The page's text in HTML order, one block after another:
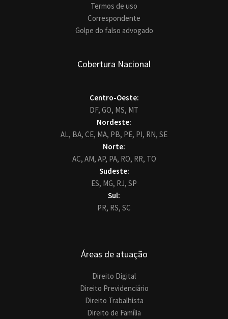
Termos de uso
Correspondente
Golpe do falso advogado
Cobertura Nacional
Centro-Oeste:
DF, GO, MS, MT
Nordeste:
AL, BA, CE, MA, PB, PE, PI, RN, SE
Norte:
AC, AM, AP, PA, RO, RR, TO
Sudeste:
ES, MG, RJ, SP
Sul:
PR, RS, SC
Áreas de atuação
Direito Digital
Direito Previdenciário
Direito Trabalhista
Direito de Família